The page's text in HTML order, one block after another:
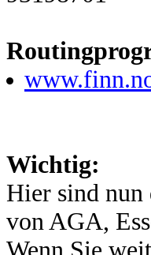
Wichtig:
Hier sind nun
von AGA,